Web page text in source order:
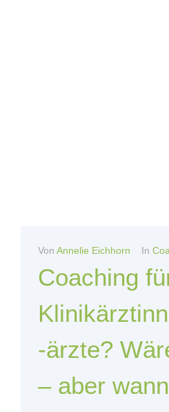
Von Annelie Eichhorn In
Coaching
-ärzte?
– aber